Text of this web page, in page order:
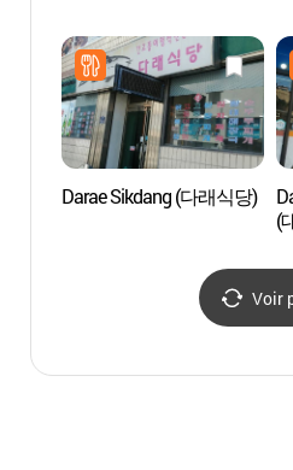
Darae Sikdang (다래식당)
(
Voir